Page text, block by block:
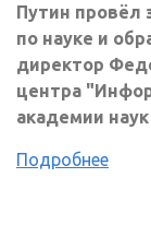
Путин провёл
по науке и
директор
центра
академии
Подробнее